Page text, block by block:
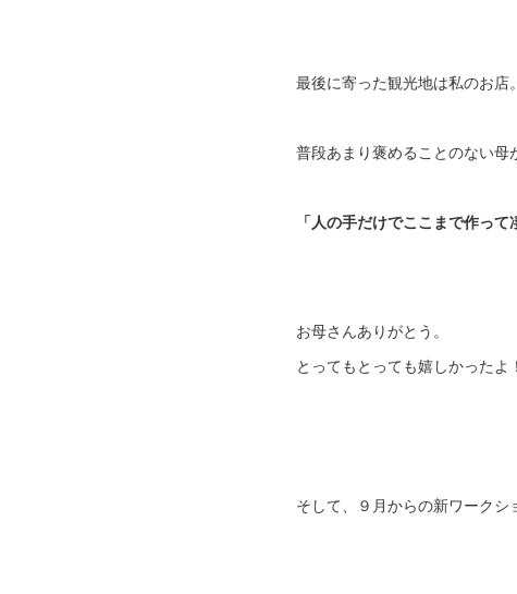
最後に寄った観光地は私のお店。
普段あまり褒めることのない母
「人の手だけでここまで作っ
お母さんありがとう。
とってもとっても嬉しかったよ
そして、９月からの新ワークシ